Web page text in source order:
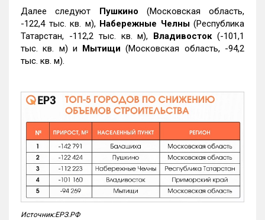
Далее следуют Пушкино (Московская область,
-122,4 тыс. кв. м), Набережные Челны(Республика
Татарстан, -112,2 тыс. кв. м), Владивосток(-101,1
тыс. кв. м) и Мытищи (Московская область, -94,2
тыс. кв. м).
Источник:ЕРЗ.РФ